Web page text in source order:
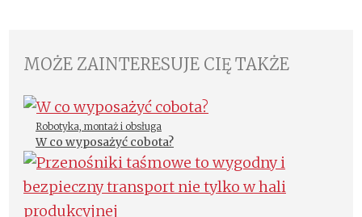
MOŻE ZAINTERESUJE CIĘ TAKŻE
Robotyka, montaż i obsługa
W co wyposażyć cobota?